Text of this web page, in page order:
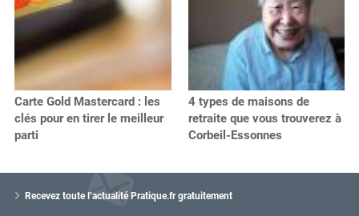
Carte Gold Mastercard : les
clés pour en tirer le meilleur
parti
4 types de maisons de
retraite que vous trouverez à
Corbeil-Essonnes
Recevez toute l’actualité Pratique.fr gratuitement
o